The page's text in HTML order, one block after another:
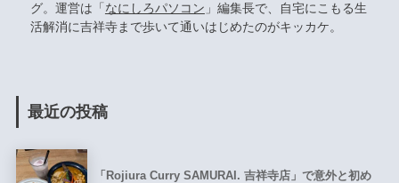
グ。運営は「 なにしろパソコン 」編集長で、自宅にこもる生
活解消に吉祥寺まで歩いて通いはじめたのがキッカケ。
最近の投稿
「Rojiura Curry SAMURAI. 吉祥寺店」で意外と初め